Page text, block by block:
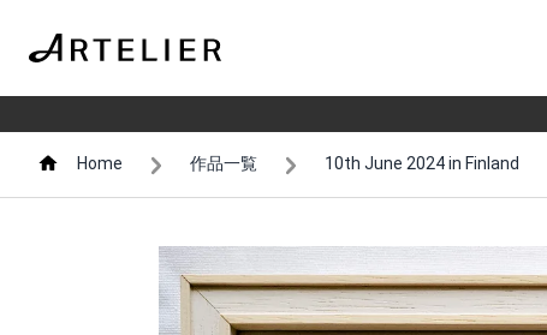
Home 作品一覧 10th June 2024 in Finland